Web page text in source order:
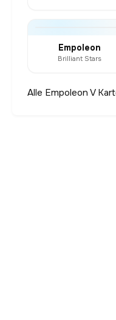
Empoleon
Brilliant Stars
Alle Empoleon V